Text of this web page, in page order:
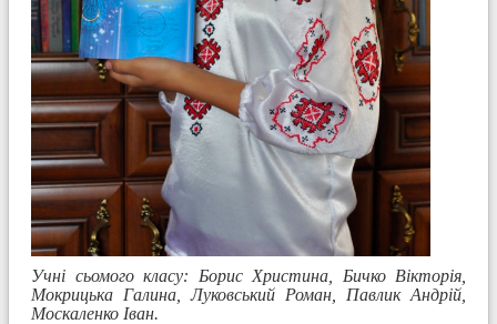
Учні сьомого класу: Борис Христина, Бичко Вікторія,
Мокрицька Галина, Луковський Роман, Павлик Андрій,
Москаленко Іван.